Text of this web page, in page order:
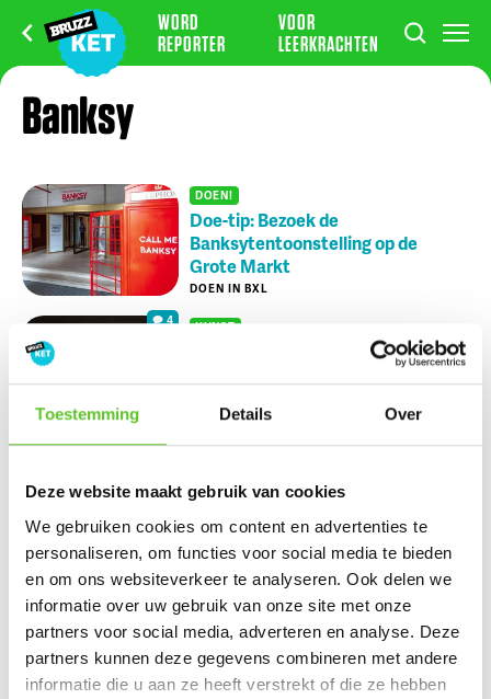
Toestemming Details Over
Deze website maakt gebruik van cookies
We gebruiken cookies om content en advertenties te
personaliseren, om functies voor social media te bieden
en om ons websiteverkeer te analyseren. Ook delen we
informatie over uw gebruik van onze site met onze
partners voor social media, adverteren en analyse. Deze
partners kunnen deze gegevens combineren met andere
informatie die u aan ze heeft verstrekt of die ze hebben
WORD
REPORTER
VOOR
LEERKRACHTEN
Banksy
DOEN!
Doe-tip: Bezoek de
Banksytentoonstelling op de
Grote Markt
DOEN IN BXL
4 KUNST
Tentoonstelling van mysterieuze
kunstenaar Banksy komt naar
NIEUWS 01/3/2021
Ketportret: Amel verbreekt het wereldrecord mountain
climbers
Dagje Zuidfoor? Win een familiepakket vol bonnetjes
Zonsverduistering en een giga-springpark: tien tips voor
augustus